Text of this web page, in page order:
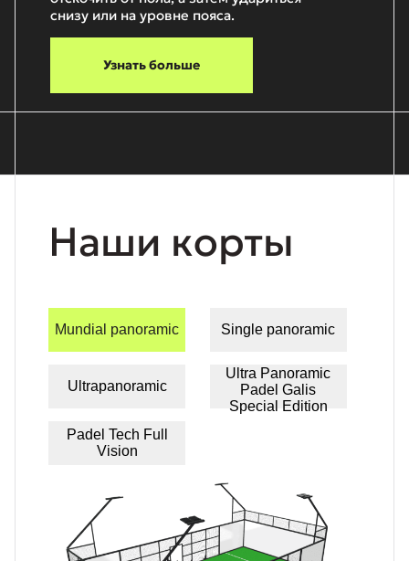
снизу или на уровне пояса.
Узнать больше
Наши корты
Mundial panoramic Single panoramic
Ultrapanoramic
Ultra Panoramic
Padel Galis
Special Edition
Padel Tech Full
Vision